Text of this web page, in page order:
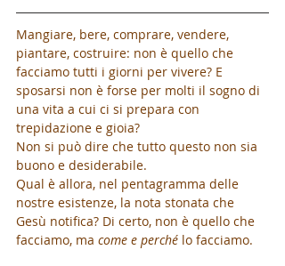
Mangiare, bere, comprare, vendere,
piantare, costruire: non è quello che
facciamo tutti i giorni per vivere? E
sposarsi non è forse per molti il sogno di
una vita a cui ci si prepara con
trepidazione e gioia?
Non si può dire che tutto questo non sia
buono e desiderabile.
Qual è allora, nel pentagramma delle
nostre esistenze, la nota stonata che
Gesù notifica? Di certo, non è quello che
facciamo, ma come e perché lo facciamo.